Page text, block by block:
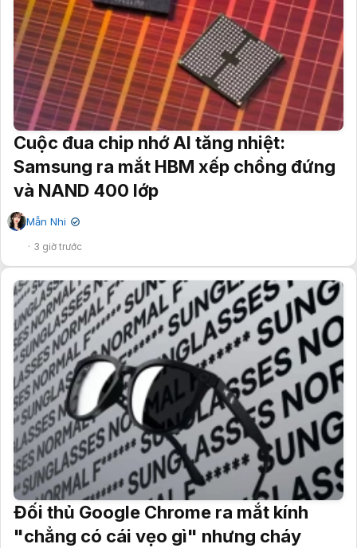
Cuộc đua chip nhớ AI tăng nhiệt:
Samsung ra mắt HBM xếp chồng đứng
và NAND 400 lớp
Mẫn Nhi ✔
3 giờ trước
Đối thủ Google Chrome ra mắt kính
"chẳng có cái vẹo gì" nhưng cháy